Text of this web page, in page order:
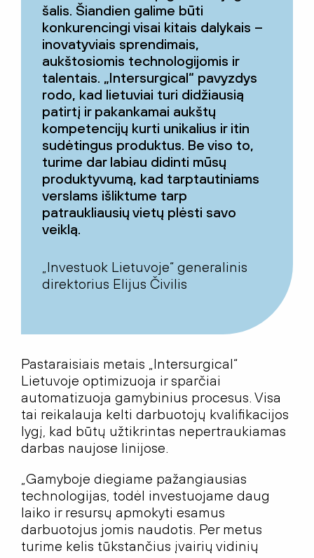
šalis. Šiandien galime būti
konkurencingi visai kitais dalykais –
inovatyviais sprendimais,
aukštosiomis technologijomis ir
talentais. „Intersurgical“ pavyzdys
rodo, kad lietuviai turi didžiausią
patirtį ir pakankamai aukštų
kompetencijų kurti unikalius ir itin
sudėtingus produktus. Be viso to,
turime dar labiau didinti mūsų
produktyvumą, kad tarptautiniams
verslams išliktume tarp
patraukliausių vietų plėsti savo
veiklą.
„Investuok Lietuvoje“ generalinis
direktorius Elijus Čivilis
Pastaraisiais metais „Intersurgical“
Lietuvoje optimizuoja ir sparčiai
automatizuoja gamybinius procesus. Visa
tai reikalauja kelti darbuotojų kvalifikacijos
lygį, kad būtų užtikrintas nepertraukiamas
darbas naujose linijose.
„Gamyboje diegiame pažangiausias
technologijas, todėl investuojame daug
laiko ir resursų apmokyti esamus
darbuotojus jomis naudotis. Per metus
turime kelis tūkstančius įvairių vidinių